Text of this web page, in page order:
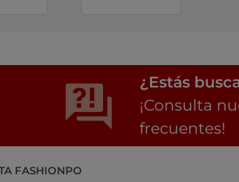
¿Estás
¡Consulta
frecuentes!
FASHIONPO